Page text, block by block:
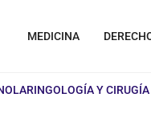
MEDICINA
Y